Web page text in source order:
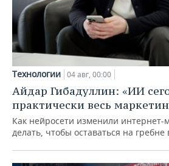
Технологии 04 авг, 00:00
Айдар Гибадуллин: «ИИ
практически весь
Как нейросети изменили интернет-
делать, чтобы оставаться на гребне